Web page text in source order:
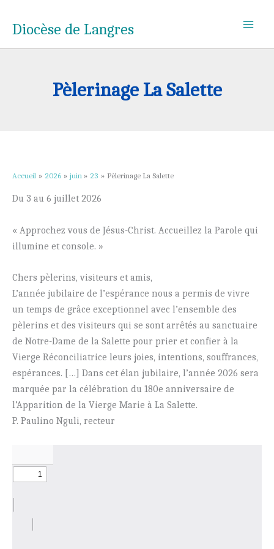
Diocèse de Langres
Pèlerinage La Salette
Accueil 2026 juin 23 Pèlerinage La Salette
Du 3 au 6 juillet 2026
« Approchez vous de Jésus-Christ. Accueillez la Parole qui
illumine et console. »
Chers pèlerins, visiteurs et amis,
L’année jubilaire de l’espérance nous a permis de vivre
un temps de grâce exceptionnel avec l’ensemble des
pèlerins et des visiteurs qui se sont arrêtés au sanctuaire
de Notre-Dame de la Salette pour prier et confier à la
Vierge Réconciliatrice leurs joies, intentions, souffrances,
espérances. […] Dans cet élan jubilaire, l’année 2026 sera
marquée par la célébration du 180e anniversaire de
l’Apparition de la Vierge Marie à La Salette.
P. Paulino Nguli, recteur